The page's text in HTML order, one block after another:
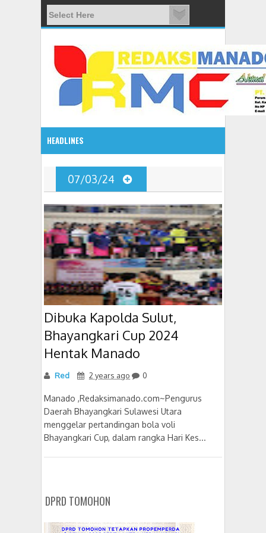
HEADLINES
08:03 AM
ADVETORIAL JONRU GANTIKAN MONO PIMPIN DPRD
07/03/24
Dibuka Kapolda Sulut,
Bhayangkari Cup 2024
Hentak Manado
Red 2 years ago 0
Manado ,Redaksimanado.com~Pengurus
Daerah Bhayangkari Sulawesi Utara
menggelar pertandingan bola voli
Bhayangkari Cup, dalam rangka Hari Kes...
DPRD TOMOHON